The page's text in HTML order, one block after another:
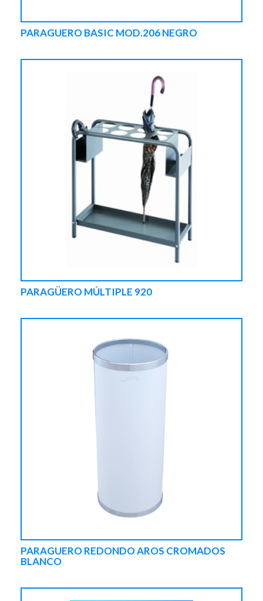
PARAGUERO BASIC MOD.206 NEGRO
PARAGÜERO MÚLTIPLE 920
PARAGUERO REDONDO AROS CROMADOS
BLANCO